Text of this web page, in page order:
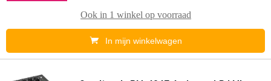
Ook in 1 winkel op voorraad
In mijn winkelwagen